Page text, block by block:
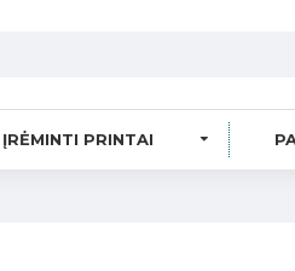
ĮRĖMINTI PRINTAI